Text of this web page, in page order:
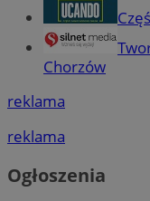
Chorzów
reklama
reklama
Ogłoszenia